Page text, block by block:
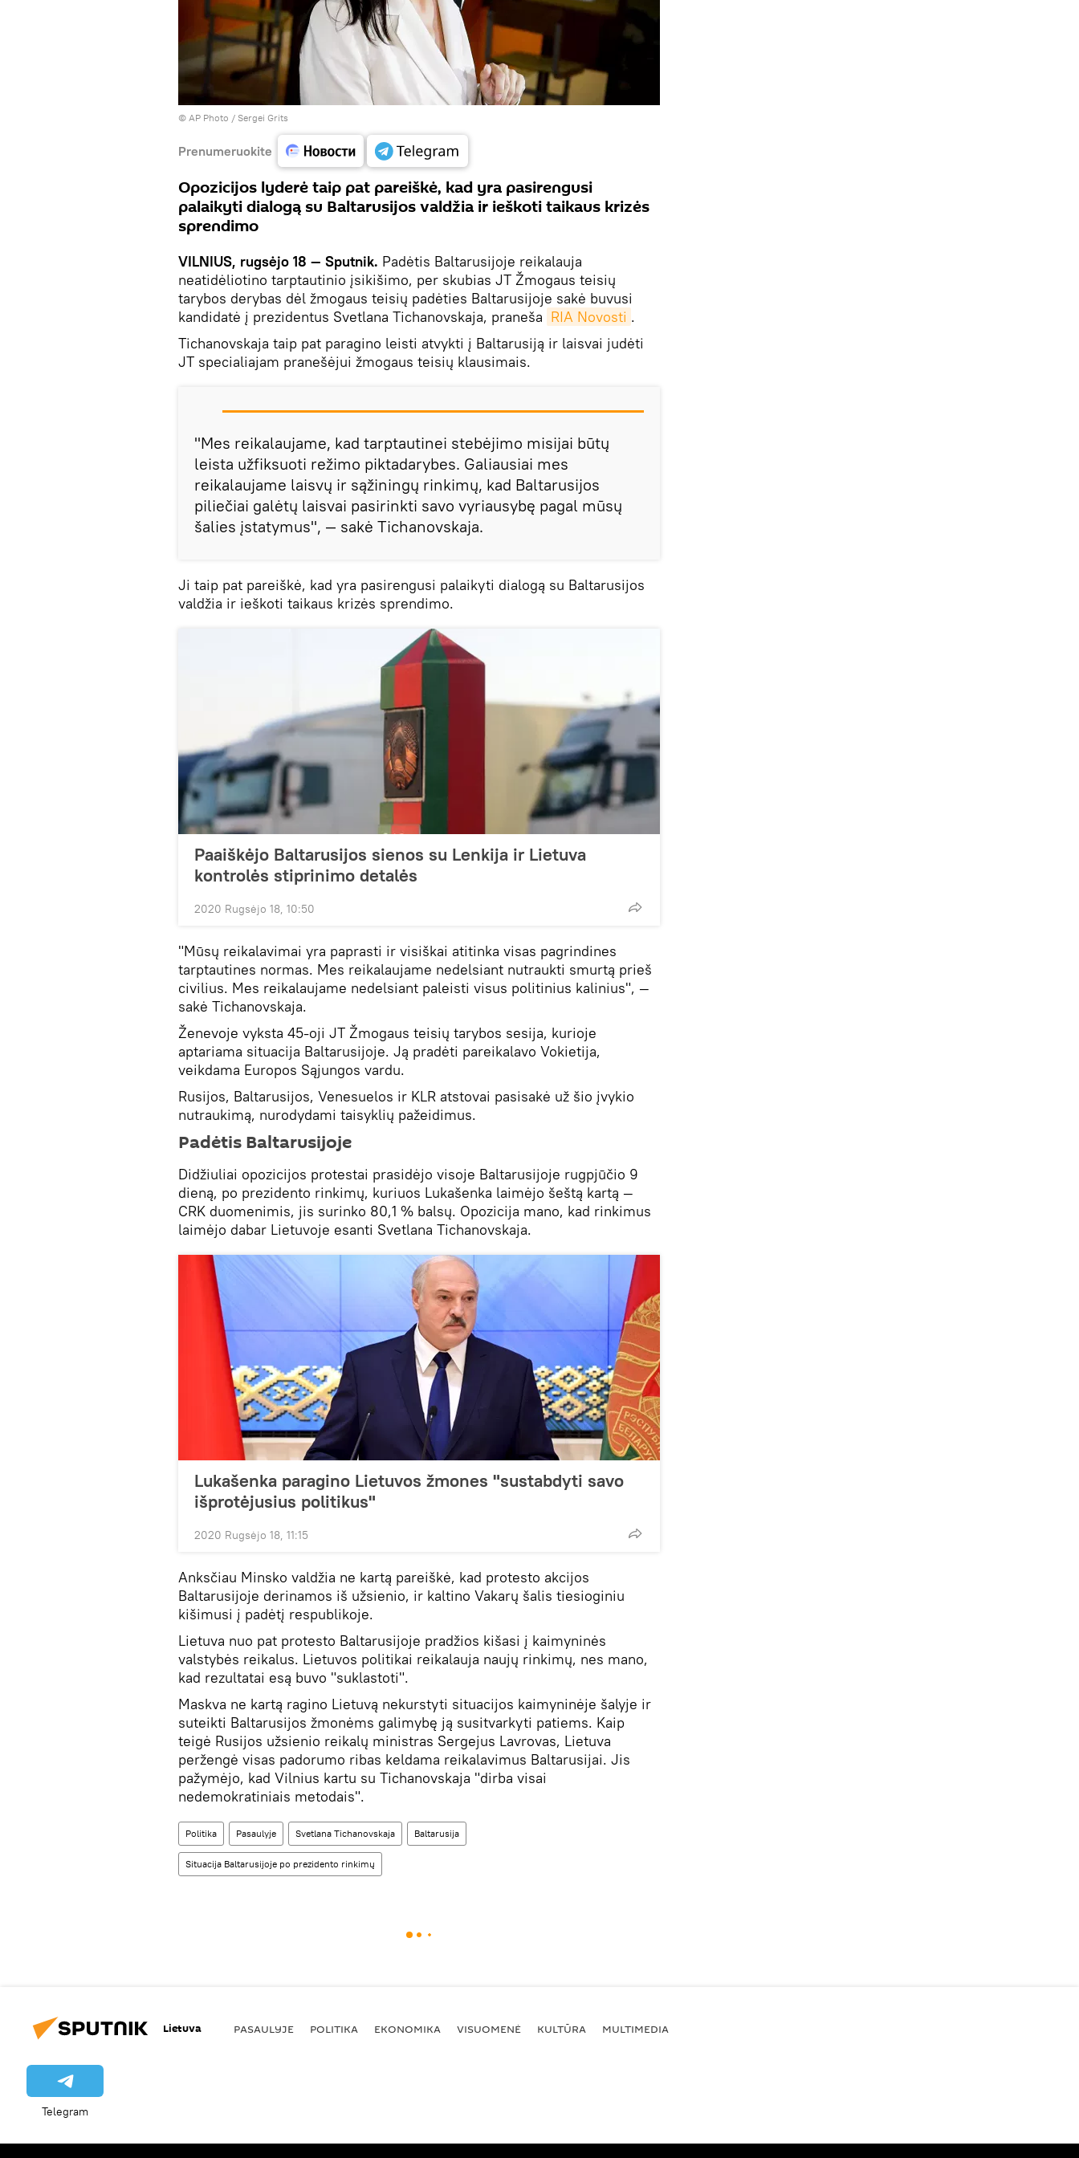
© AP Photo / Sergei Grits
Prenumeruokite
Opozicijos lyderė taip pat pareiškė, kad yra pasirengusi
palaikyti dialogą su Baltarusijos valdžia ir ieškoti taikaus krizės
sprendimo
VILNIUS, rugsėjo 18 — Sputnik. Padėtis Baltarusijoje reikalauja
neatidėliotino tarptautinio įsikišimo, per skubias JT Žmogaus teisių
tarybos derybas dėl žmogaus teisių padėties Baltarusijoje sakė buvusi
kandidatė į prezidentus Svetlana Tichanovskaja, praneša RIA Novosti .
Tichanovskaja taip pat paragino leisti atvykti į Baltarusiją ir laisvai judėti
JT specialiajam pranešėjui žmogaus teisių klausimais.
"Mes reikalaujame, kad tarptautinei stebėjimo misijai būtų
leista užfiksuoti režimo piktadarybes. Galiausiai mes
reikalaujame laisvų ir sąžiningų rinkimų, kad Baltarusijos
piliečiai galėtų laisvai pasirinkti savo vyriausybę pagal mūsų
šalies įstatymus", — sakė Tichanovskaja.
Ji taip pat pareiškė, kad yra pasirengusi palaikyti dialogą su Baltarusijos
valdžia ir ieškoti taikaus krizės sprendimo.
Paaiškėjo Baltarusijos sienos su Lenkija ir Lietuva
kontrolės stiprinimo detalės
2020 Rugsėjo 18, 10:50
"Mūsų reikalavimai yra paprasti ir visiškai atitinka visas pagrindines
tarptautines normas. Mes reikalaujame nedelsiant nutraukti smurtą prieš
civilius. Mes reikalaujame nedelsiant paleisti visus politinius kalinius", —
sakė Tichanovskaja.
Ženevoje vyksta 45-oji JT Žmogaus teisių tarybos sesija, kurioje
aptariama situacija Baltarusijoje. Ją pradėti pareikalavo Vokietija,
veikdama Europos Sąjungos vardu.
Rusijos, Baltarusijos, Venesuelos ir KLR atstovai pasisakė už šio įvykio
nutraukimą, nurodydami taisyklių pažeidimus.
Padėtis Baltarusijoje
Didžiuliai opozicijos protestai prasidėjo visoje Baltarusijoje rugpjūčio 9
dieną, po prezidento rinkimų, kuriuos Lukašenka laimėjo šeštą kartą —
CRK duomenimis, jis surinko 80,1 % balsų. Opozicija mano, kad rinkimus
laimėjo dabar Lietuvoje esanti Svetlana Tichanovskaja.
Lukašenka paragino Lietuvos žmones "sustabdyti savo
išprotėjusius politikus"
2020 Rugsėjo 18, 11:15
Anksčiau Minsko valdžia ne kartą pareiškė, kad protesto akcijos
Baltarusijoje derinamos iš užsienio, ir kaltino Vakarų šalis tiesioginiu
kišimusi į padėtį respublikoje.
Lietuva nuo pat protesto Baltarusijoje pradžios kišasi į kaimyninės
valstybės reikalus. Lietuvos politikai reikalauja naujų rinkimų, nes mano,
kad rezultatai esą buvo "suklastoti".
Maskva ne kartą ragino Lietuvą nekurstyti situacijos kaimyninėje šalyje ir
suteikti Baltarusijos žmonėms galimybę ją susitvarkyti patiems. Kaip
teigė Rusijos užsienio reikalų ministras Sergejus Lavrovas, Lietuva
peržengė visas padorumo ribas keldama reikalavimus Baltarusijai. Jis
pažymėjo, kad Vilnius kartu su Tichanovskaja "dirba visai
nedemokratiniais metodais".
Politika Pasaulyje Svetlana Tichanovskaja Baltarusija
Situacija Baltarusijoje po prezidento rinkimų
Lietuva PASAULYJE POLITIKA EKONOMIKA VISUOMENĖ KULTŪRA MULTIMEDIA
Telegram